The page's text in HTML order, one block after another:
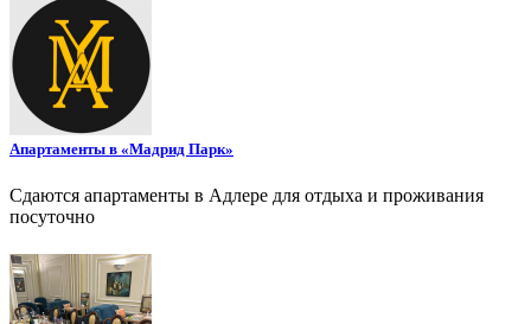
Апартаменты в «Мадрид Парк»
Сдаются апартаменты в Адлере для отдыха и проживания
посуточно